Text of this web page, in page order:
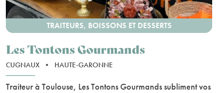
TRAITEURS, BOISSONS ET DESSERTS
Les Tontons Gourmands
CUGNAUX • HAUTE-GARONNE
Traiteur à Toulouse, Les Tontons Gourmands subliment vos